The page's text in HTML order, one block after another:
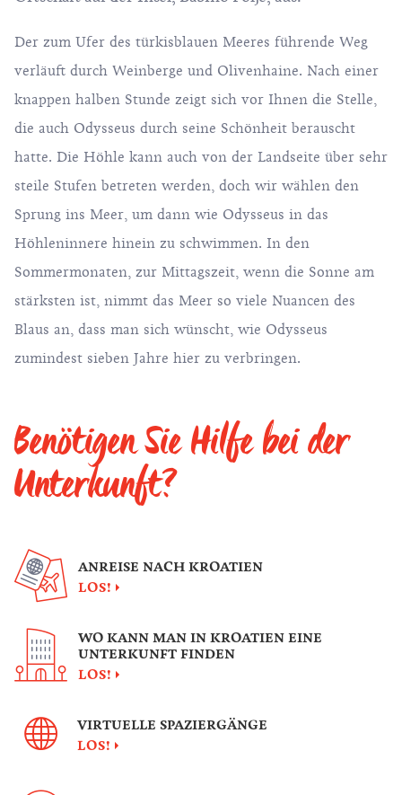
Der zum Ufer des türkisblauen Meeres führende Weg
verläuft durch Weinberge und Olivenhaine. Nach einer
knappen halben Stunde zeigt sich vor Ihnen die Stelle,
die auch Odysseus durch seine Schönheit berauscht
hatte. Die Höhle kann auch von der Landseite über sehr
steile Stufen betreten werden, doch wir wählen den
Sprung ins Meer, um dann wie Odysseus in das
Höhleninnere hinein zu schwimmen. In den
Sommermonaten, zur Mittagszeit, wenn die Sonne am
stärksten ist, nimmt das Meer so viele Nuancen des
Blaus an, dass man sich wünscht, wie Odysseus
zumindest sieben Jahre hier zu verbringen.
Benötigen Sie Hilfe bei der
Unterkunft?
ANREISE NACH KROATIEN
LOS!
WO KANN MAN IN KROATIEN EINE
UNTERKUNFT FINDEN
LOS!
VIRTUELLE SPAZIERGÄNGE
LOS!